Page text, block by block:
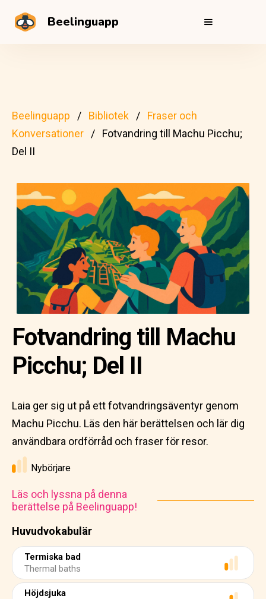
Beelinguapp
Beelinguapp Bibliotek
Fraser och
Konversationer
Fotvandring till Machu Picchu;
Del II
Huvudvokabulär
Termiska bad
Thermal baths
Höjdsjuka
Fotvandring till Machu
Picchu; Del II
Laia ger sig ut på ett fotvandringsäventyr genom
Machu Picchu. Läs den här berättelsen och lär dig
användbara ordförråd och fraser för resor.
Nybörjare
Läs och lyssna på denna
berättelse på Beelinguapp!